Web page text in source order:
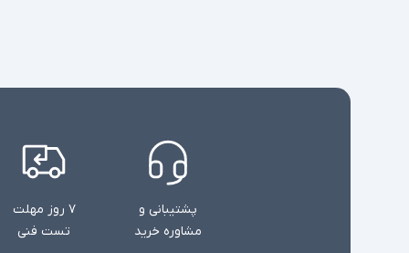
پشتیبانی و
مشاوره خرید
۷ روز مهلت
تست فنی